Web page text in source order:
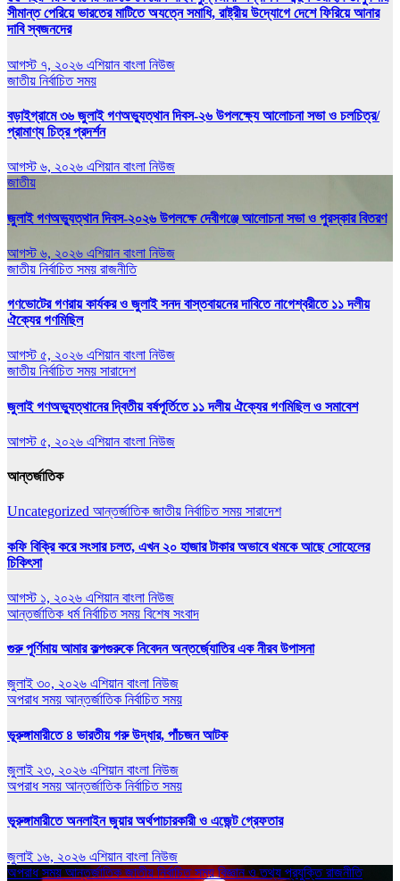
সীমান্ত পেরিয়ে ভারতের মাটিতে অযত্নে সমাধি, রাষ্ট্রীয় উদ্যোগে দেশে ফিরিয়ে আনার
দাবি স্বজনদের
আগস্ট ৭, ২০২৬ এশিয়ান বাংলা নিউজ
জাতীয় নির্বাচিত সময়
বড়াইগ্রামে ৩৬ জুলাই গণঅভ্যুত্থান দিবস-২৬ উপলক্ষ্যে আলোচনা সভা ও চলচিত্র/
প্রামাণ্য চিত্র প্রদর্শন
আগস্ট ৬, ২০২৬ এশিয়ান বাংলা নিউজ
জাতীয়
জুলাই গণঅভ্যুত্থান দিবস-২০২৬ উপলক্ষে দেবীগঞ্জে আলোচনা সভা ও পুরস্কার বিতরণ
আগস্ট ৬, ২০২৬ এশিয়ান বাংলা নিউজ
জাতীয় নির্বাচিত সময় রাজনীতি
গণভোটের গণরায় কার্যকর ও জুলাই সনদ বাস্তবায়নের দাবিতে নাগেশ্বরীতে ১১ দলীয়
ঐক্যের গণমিছিল
আগস্ট ৫, ২০২৬ এশিয়ান বাংলা নিউজ
জাতীয় নির্বাচিত সময় সারাদেশ
জুলাই গণঅভ্যুত্থানের দ্বিতীয় বর্ষপূর্তিতে ১১ দলীয় ঐক্যের গণমিছিল ও সমাবেশ
আগস্ট ৫, ২০২৬ এশিয়ান বাংলা নিউজ
আন্তর্জাতিক
Uncategorized আন্তর্জাতিক জাতীয় নির্বাচিত সময় সারাদেশ
কফি বিক্রি করে সংসার চলত, এখন ২০ হাজার টাকার অভাবে থমকে আছে সোহেলের
চিকিৎসা
আগস্ট ১, ২০২৬ এশিয়ান বাংলা নিউজ
আন্তর্জাতিক ধর্মনির্বাচিত সময় বিশেষ সংবাদ
গুরু পূর্ণিমায় আমার কল্পগুরুকে নিবেদন অন্তর্জ্যোতির এক নীরব উপাসনা
জুলাই ৩০, ২০২৬ এশিয়ান বাংলা নিউজ
অপরাধ সময় আন্তর্জাতিক নির্বাচিত সময়
ভূরুঙ্গামারীতে ৪ ভারতীয় গরু উদ্ধার, পাঁচজন আটক
জুলাই ২৩, ২০২৬ এশিয়ান বাংলা নিউজ
অপরাধ সময় আন্তর্জাতিক নির্বাচিত সময়
ভূরুঙ্গামারীতে অনলাইন জুয়ার অর্থপাচারকারী ও এজেন্ট গ্রেফতার
জুলাই ১৬, ২০২৬ এশিয়ান বাংলা নিউজ
অপরাধ সময় আন্তর্জাতিকজাতীয়নির্বাচিত সময়বিজ্ঞান ও তথ্য প্রযুক্তিরাজনীতি